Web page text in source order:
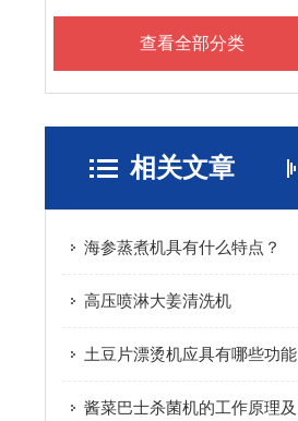
查看全部分类
相关文章
海参蒸煮机具有什么特点？
高压喷淋大姜清洗机
土豆片漂烫机应具有哪些功能